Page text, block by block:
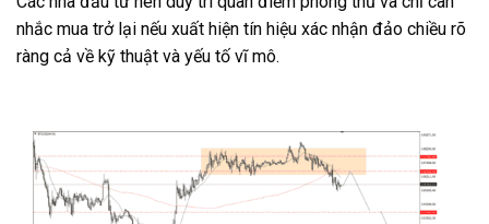
nhắc mua trở lại nếu xuất hiện tín hiệu xác nhận đảo chiều rõ
ràng cả về kỹ thuật và yếu tố vĩ mô.